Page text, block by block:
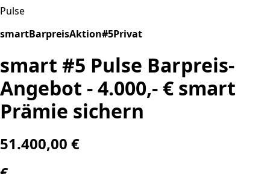
Pulse
smartBarpreisAktion#5Privat
smart #5 Pulse Barpreis-
Angebot - 4.000,- € smart
Prämie sichern
51.400,00 €